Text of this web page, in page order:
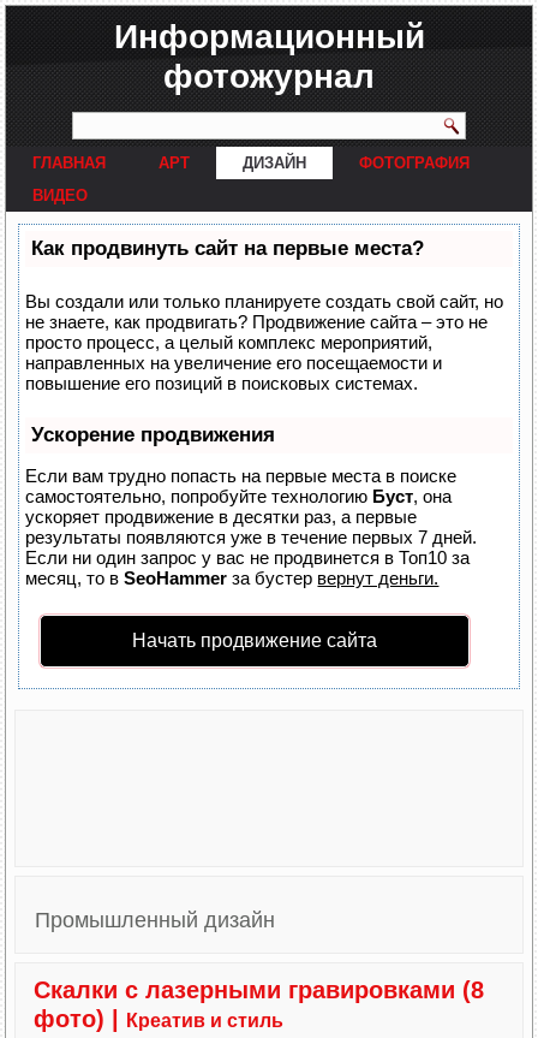
Информационный
фотожурнал
ГЛАВНАЯ АРТ ДИЗАЙН
ФОТОГРАФИЯ
ВИДЕО
Как продвинуть сайт на первые места?
Вы создали или только планируете создать свой сайт, но
не знаете, как продвигать? Продвижение сайта – это не
просто процесс, а целый комплекс мероприятий,
направленных на увеличение его посещаемости и
повышение его позиций в поисковых системах.
Ускорение продвижения
Если вам трудно попасть на первые места в поиске
самостоятельно, попробуйте технологию Буст, она
ускоряет продвижение в десятки раз, а первые
результаты появляются уже в течение первых 7 дней.
Если ни один запрос у вас не продвинется в Топ10 за
месяц, то вSeoHammer за бустер вернут деньги.
Начать продвижение сайта
Промышленный дизайн
Скалки с лазерными гравировками (8
фото) | Креатив и стиль